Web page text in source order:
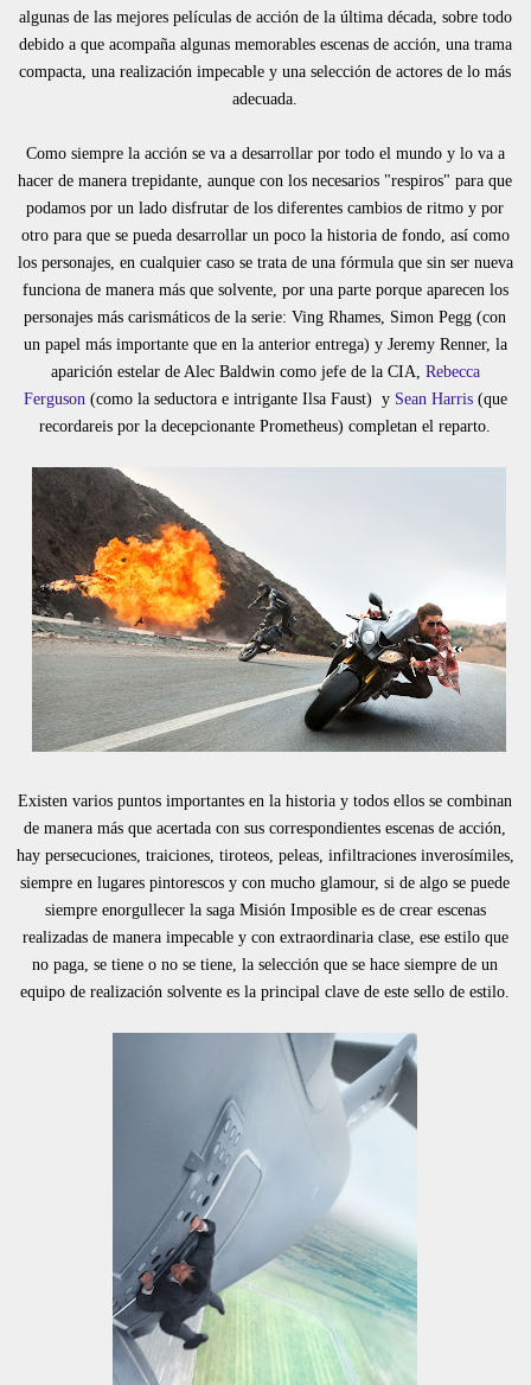
algunas de las mejores películas de acción de la última década, sobre todo
debido a que acompaña algunas memorables escenas de acción, una trama
compacta, una realización impecable y una selección de actores de lo más
adecuada.
Como siempre la acción se va a desarrollar por todo el mundo y lo va a
hacer de manera trepidante, aunque con los necesarios "respiros" para que
podamos por un lado disfrutar de los diferentes cambios de ritmo y por
otro para que se pueda desarrollar un poco la historia de fondo, así como
los personajes, en cualquier caso se trata de una fórmula que sin ser nueva
funciona de manera más que solvente, por una parte porque aparecen los
personajes más carismáticos de la serie: Ving Rhames, Simon Pegg (con
un papel más importante que en la anterior entrega) y Jeremy Renner, la
aparición estelar de Alec Baldwin como jefe de la CIA, Rebecca
Ferguson (como la seductora e intrigante Ilsa Faust) y Sean Harris(que
recordareis por la decepcionante Prometheus) completan el reparto.
Existen varios puntos importantes en la historia y todos ellos se combinan
de manera más que acertada con sus correspondientes escenas de acción,
hay persecuciones, traiciones, tiroteos, peleas, infiltraciones inverosímiles,
siempre en lugares pintorescos y con mucho glamour, si de algo se puede
siempre enorgullecer la saga Misión Imposible es de crear escenas
realizadas de manera impecable y con extraordinaria clase, ese estilo que
no paga, se tiene o no se tiene, la selección que se hace siempre de un
equipo de realización solvente es la principal clave de este sello de estilo.